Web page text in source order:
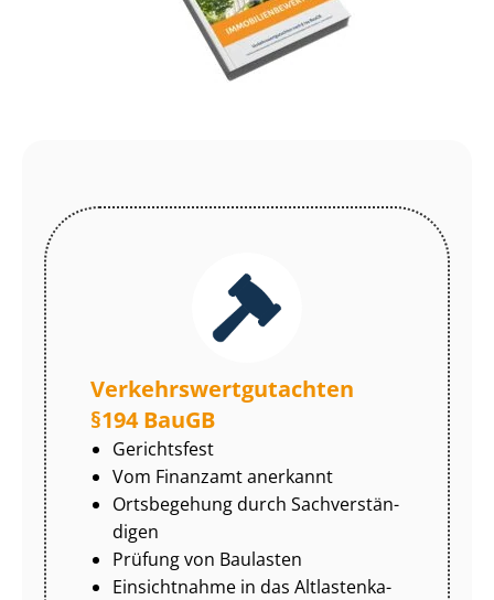
Ver­kehrs­wert­gut­ach­ten
§194 BauGB
Gerichtsfest
Vom Finanzamt anerkannt
Ortsbegehung durch Sach­ver­stän­
di­gen
Prüfung von Baulasten
Einsichtnahme in das Alt­las­ten­ka­